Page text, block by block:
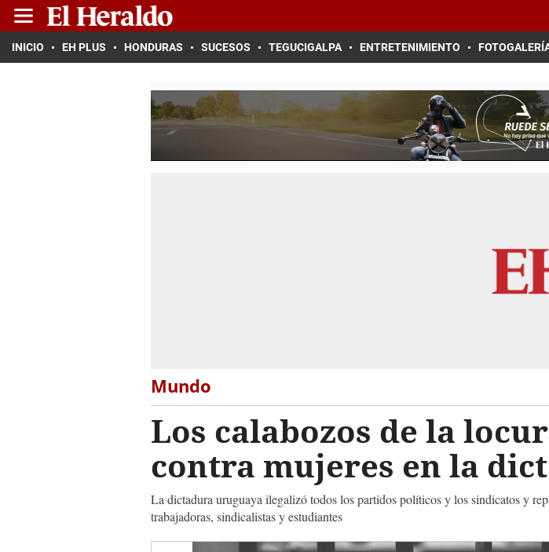
INICIO EH PLUS HONDURAS SUCESOS TEGUCIGALPA ENTRETENIMIENTO
Mundo
Los calabozos de la
contra mujeres en la
La dictadura uruguaya ilegalizó todos los partidos políticos y los sindicatos y
trabajadoras, sindicalistas y estudiantes